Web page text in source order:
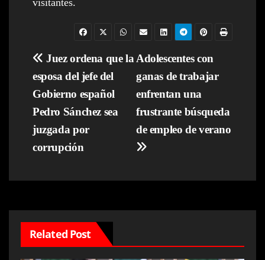
visitantes.
Navegación
de
entradas
Adolescentes con
ganas de trabajar
enfrentan una
frustrante búsqueda
de empleo de verano
Juez ordena que la
esposa del jefe del
Gobierno español
Pedro Sánchez sea
juzgada por
corrupción
Related Post